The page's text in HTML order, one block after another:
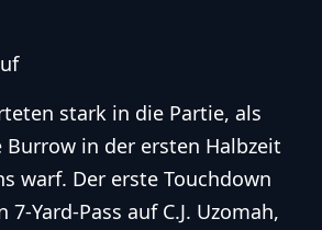
stark in die Partie, als
Burrow in der ersten Halbzeit
warf. Der erste Touchdown
Yard-Pass auf C.J. Uzomah,